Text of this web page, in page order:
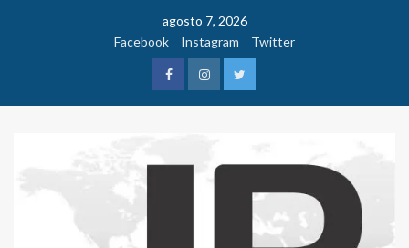
agosto 7, 2026
Facebook
Instagram Twitter
FacebookInstagramTwitter